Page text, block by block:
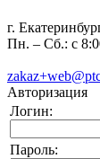
г.
Пн. – Сб.: с
Авторизация
Логин:
Пароль: